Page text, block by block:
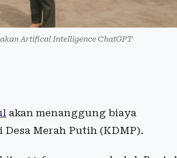
Artifical Intelligence ChatGPT
akan menanggung biaya
Merah Putih (KDMP).